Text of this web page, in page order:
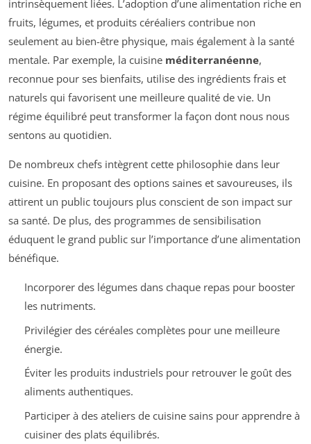
intrinsèquement liées. L’adoption d’une alimentation riche en
fruits, légumes, et produits céréaliers contribue non
seulement au bien-être physique, mais également à la santé
mentale. Par exemple, la cuisine méditerranéenne,
reconnue pour ses bienfaits, utilise des ingrédients frais et
naturels qui favorisent une meilleure qualité de vie. Un
régime équilibré peut transformer la façon dont nous nous
sentons au quotidien.
De nombreux chefs intègrent cette philosophie dans leur
cuisine. En proposant des options saines et savoureuses, ils
attirent un public toujours plus conscient de son impact sur
sa santé. De plus, des programmes de sensibilisation
éduquent le grand public sur l’importance d’une alimentation
bénéfique.
Incorporer des légumes dans chaque repas pour booster
les nutriments.
Privilégier des céréales complètes pour une meilleure
énergie.
Éviter les produits industriels pour retrouver le goût des
aliments authentiques.
Participer à des ateliers de cuisine sains pour apprendre à
cuisiner des plats équilibrés.